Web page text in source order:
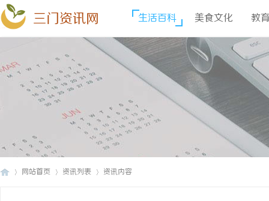
三门资讯网 生活百科 美食文化 教
网站首页 资讯列表 资讯内容